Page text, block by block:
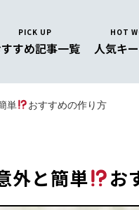
PICK UP
すめ記事一覧
HOT
人気キ
単 おすすめの作り方
外と簡単 お